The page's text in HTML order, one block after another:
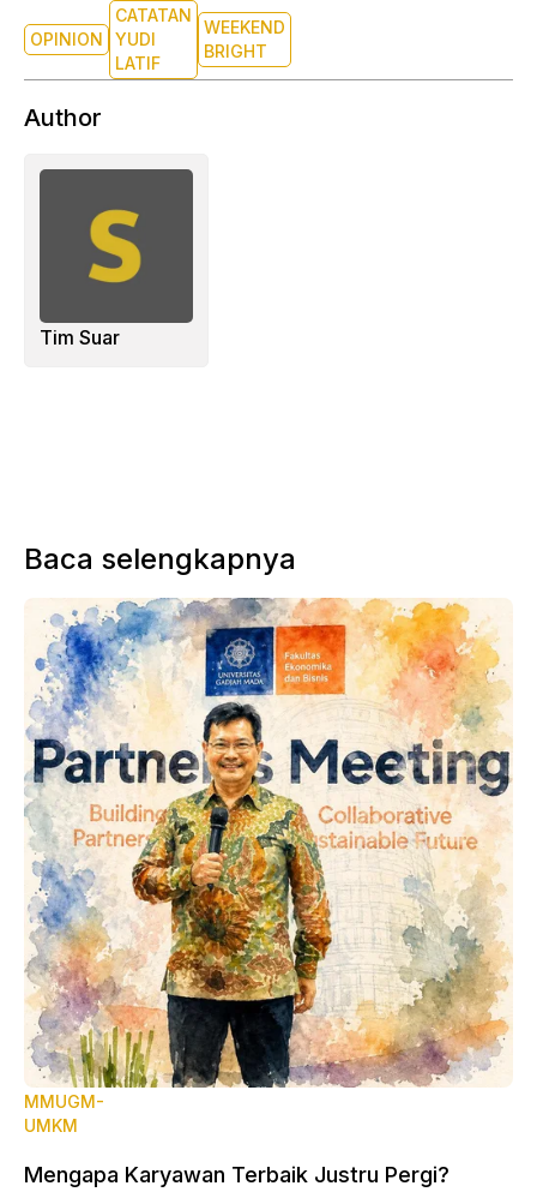
OPINION
CATATAN
YUDI
LATIF
WEEKEND
BRIGHT
Author
Tim Suar
Baca selengkapnya
MMUGM-
UMKM
Mengapa Karyawan Terbaik Justru Pergi?